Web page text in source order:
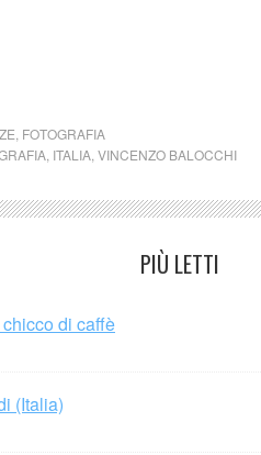
FOTOGRAFIA
ITALIA VINCENZO BALOCCHI
PIÙ LETTI
di caffè
(Italia)